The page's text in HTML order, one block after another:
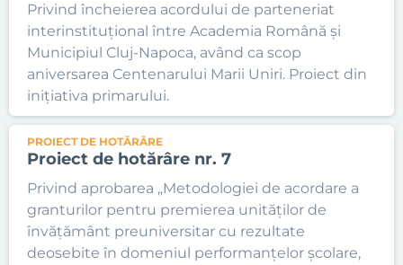
Privind încheierea acordului de parteneriat
interinstituțional între Academia Română și
Municipiul Cluj-Napoca, având ca scop
aniversarea Centenarului Marii Uniri. Proiect din
inițiativa primarului.
PROIECT DE HOTĂRÂRE
Proiect de hotărâre nr. 7
Privind aprobarea „Metodologiei de acordare a
granturilor pentru premierea unităților de
învățământ preuniversitar cu rezultate
deosebite în domeniul performanțelor școlare,